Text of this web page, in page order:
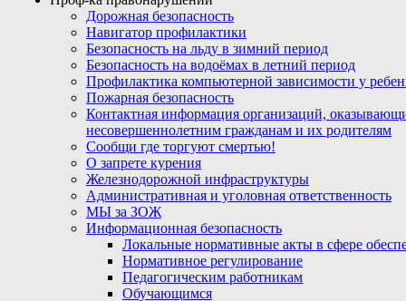
Дорожная безопасность
Навигатор профилактики
Безопасность на льду в зимний период
Безопасность на водоёмах в летний период
Профилактика компьютерной зависимости у
Пожарная безопасность
Контактная информация организаций,
несовершеннолетним гражданам и их родителям
Сообщи где торгуют смертью!
О запрете курения
Железнодорожной инфраструктуры
Административная и уголовная ответственность
МЫ за ЗОЖ
Информационная безопасность
Локальные нормативные акты в сфере
Нормативное регулирование
Педагогическим работникам
Обучающимся